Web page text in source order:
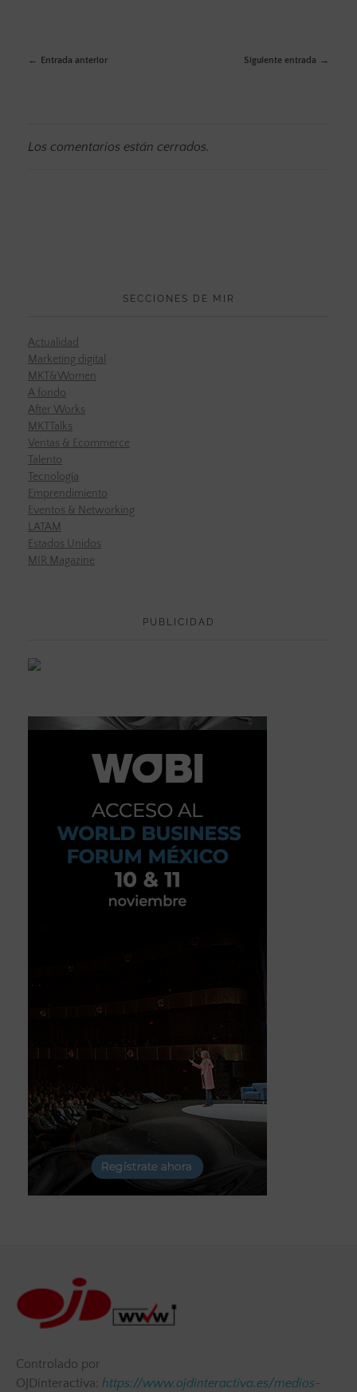
Entrada anterior Siguiente entrada
Los comentarios están cerrados.
SECCIONES DE MIR
Actualidad
Marketing digital
MKT&Women
A fondo
After Works
MKTTalks
Ventas & Ecommerce
Talento
Tecnología
Emprendimiento
Eventos & Networking
LATAM
Estados Unidos
MIR Magazine
PUBLICIDAD
Controlado por
OJDinteractiva: https://www.ojdinteractiva.es/medios-